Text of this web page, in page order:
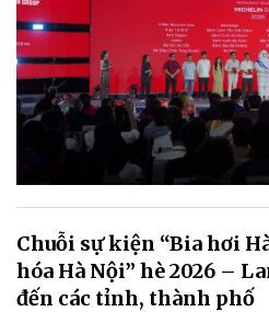
Chuỗi sự kiện “Bia hơi
hóa Hà Nội” hè 2026 –
đến các tỉnh, thành phố